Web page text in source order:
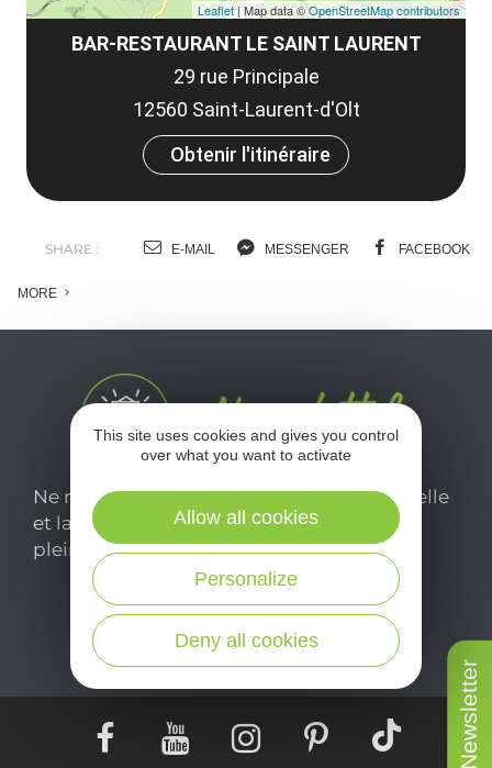
Newsletter
BAR-RESTAURANT LE SAINT LAURENT
29 rue Principale
12560 Saint-Laurent-d'Olt
Obtenir l'itinéraire
Leaflet| Map data ©OpenStreetMap contributors
SHARE : E-MAIL MESSENGER FACEBOOK
MORE
Ne manquez pas notre newsletter mensuelle
et laissez-vous inspirer pour profiter
pleinement de votre séjour en Aveyron.
Je m'abonne ici
This site uses cookies and gives you control
over what you want to activate
Deny all cookies
Personalize
Allow all cookies